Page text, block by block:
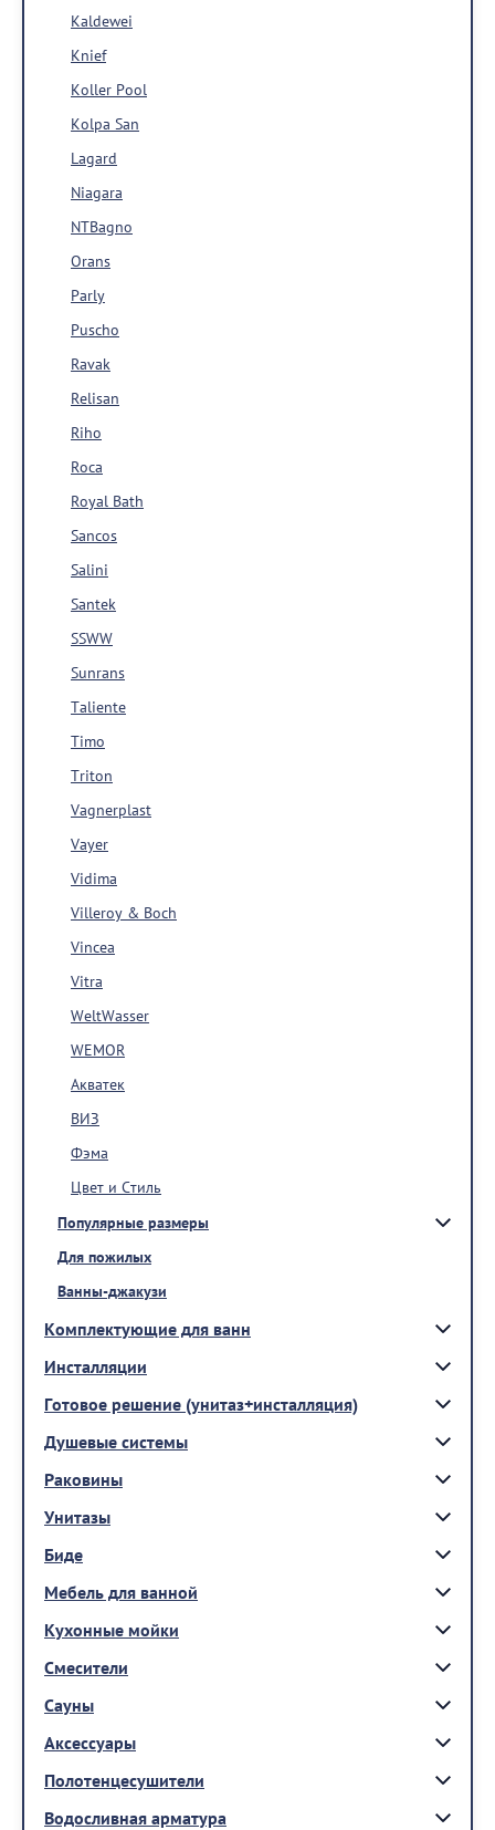
Kaldewei
Knief
Koller Pool
Kolpa San
Lagard
Niagara
NTBagno
Orans
Parly
Puscho
Ravak
Relisan
Riho
Roca
Royal Bath
Sancos
Salini
Santek
SSWW
Sunrans
Taliente
Timo
Triton
Vagnerplast
Vayer
Vidima
Villeroy & Boch
Vincea
Vitra
WeltWasser
WEMOR
Акватек
ВИЗ
Фэма
Цвет и Стиль
Популярные размеры
Для пожилых
Ванны-джакузи
Комплектующие для ванн
Инсталляции
Готовое решение (унитаз+инсталляция)
Душевые системы
Раковины
Унитазы
Биде
Мебель для ванной
Кухонные мойки
Смесители
Сауны
Аксессуары
Полотенцесушители
Водосливная арматура